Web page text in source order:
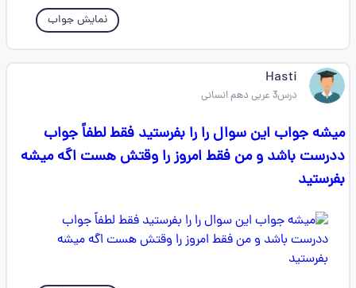
نمایش جواب
Hasti
درس3 عربی دهم انسانی
میشه جواب این سوال را را بفرستید فقط لطفاً جواب
ددرست باشد و من فقط امروز را وقتش هست اگه میشه
بفرستید